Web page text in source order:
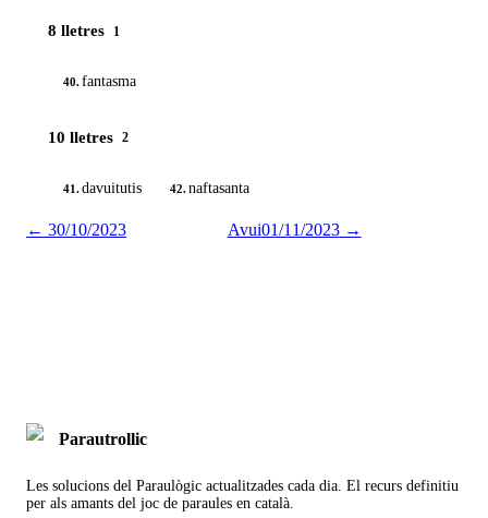
8 lletres 1
40.fantasma
10 lletres 2
41.davuitutis 42.naftasanta
← 30/10/2023 Avui01/11/2023→
Parautrollic
Les solucions del Paraulògic actualitzades cada dia. El recurs definitiu
per als amants del joc de paraules en català.